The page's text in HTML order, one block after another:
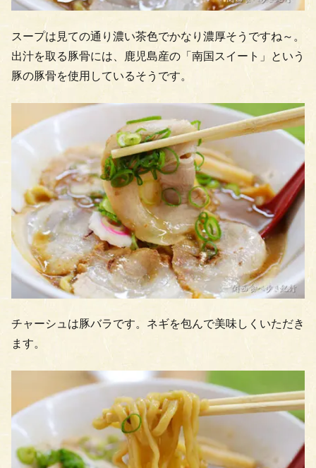
スープは見ての通り濃い茶色でかなり濃厚そうですね～。
出汁を取る豚骨には、鹿児島産の「南国スイート」という
豚の豚骨を使用しているそうです。
チャーシュは豚バラです。ネギを包んで美味しくいただき
ます。